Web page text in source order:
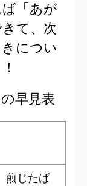
「あが
て、次
につい
早見表
煎じたば